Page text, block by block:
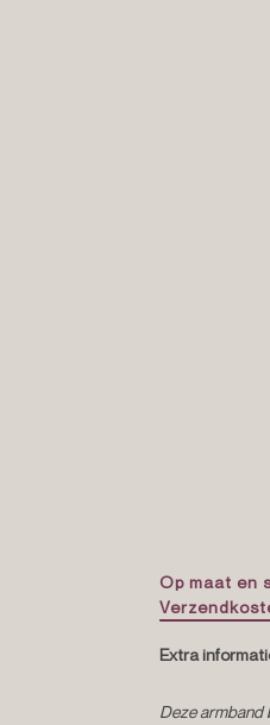
Op maat en
Extra
Deze armband